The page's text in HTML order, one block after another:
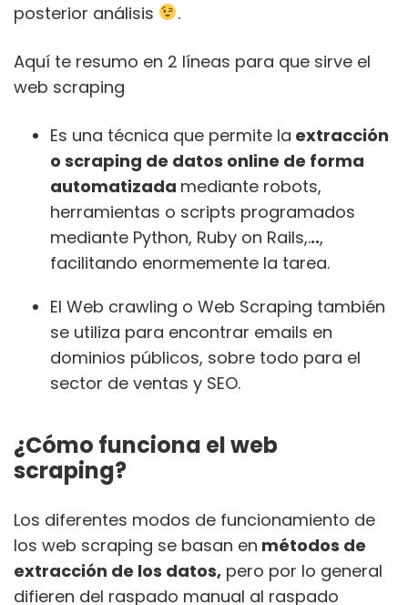
posterior análisis
.
Aquí te resumo en 2 líneas para que sirve el
web scraping
Es una técnica que permite la extracción
o scraping de datos online de forma
automatizada mediante robots,
herramientas o scripts programados
mediante Python, Ruby on Rails,...,
facilitando enormemente la tarea.
El Web crawling o Web Scraping también
se utiliza para encontrar emails en
dominios públicos, sobre todo para el
sector de ventas y SEO.
¿Cómo funciona el web
scraping?
Los diferentes modos de funcionamiento de
los web scraping se basan en métodos de
extracción de los datos, pero por lo general
difieren del raspado manual al raspado